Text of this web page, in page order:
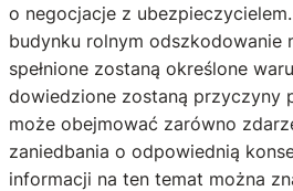
o negocjacje z
budynku rolnym odszkodowanie
spełnione zostaną określone
dowiedzione zostaną przyczyny
może obejmować zarówno
zaniedbania o odpowiednią
informacji na ten temat można